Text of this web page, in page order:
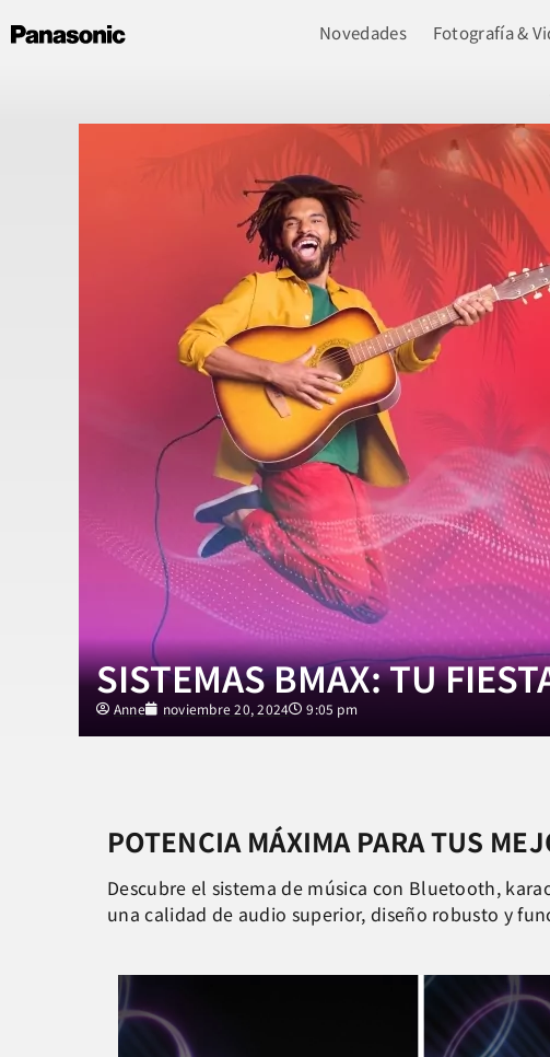
Novedades Fotografía &
SISTEMAS BMAX: TU
Anne noviembre 20, 2024 9:05 pm
POTENCIA MÁXIMA PARA TUS
Descubre el sistema de música con Bluetooth,
una calidad de audio superior, diseño robusto y